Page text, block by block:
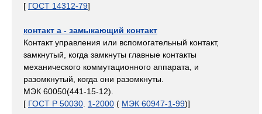
[ ГОСТ 14312-79]
контакт a - замыкающий контакт
Контакт управления или вспомогательный контакт,
замкнутый, когда замкнуты главные контакты
механического коммутационного аппарата, и
разомкнутый, когда они разомкнуты.
МЭК 60050(441-15-12).
[ ГОСТ Р 50030 1-2000 ( МЭК 60947-1-99)]